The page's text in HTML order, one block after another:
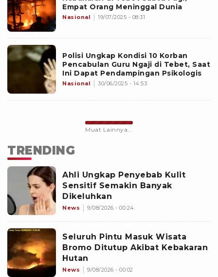
Empat Orang Meninggal Dunia
Nasional 19/07/2025 - 08:31
Polisi Ungkap Kondisi 10 Korban
Pencabulan Guru Ngaji di Tebet, Saat
Ini Dapat Pendampingan Psikologis
Nasional 30/06/2025 - 14:53
Muat Lainnya...
TRENDING
Ahli Ungkap Penyebab Kulit
Sensitif Semakin Banyak
Dikeluhkan
News 9/08/2026 - 00:24
Seluruh Pintu Masuk Wisata
Bromo Ditutup Akibat Kebakaran
Hutan
News 9/08/2026 - 00:02